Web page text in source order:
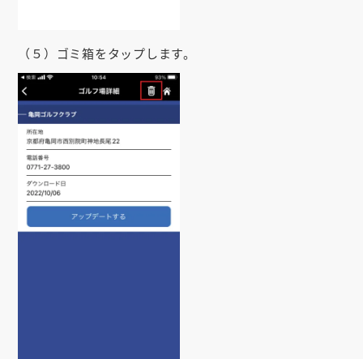
（５）ゴミ箱をタップします。